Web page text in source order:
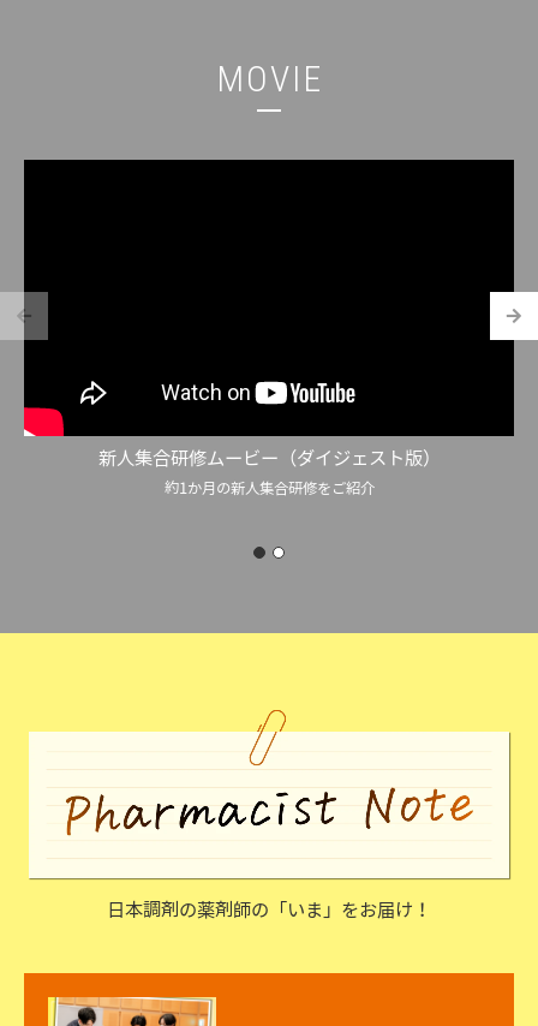
MOVIE
新人集合研修ムービー（ダイジェスト版）
約1か月の新人集合研修をご紹介
日本調剤の薬剤師の「いま」をお届け！